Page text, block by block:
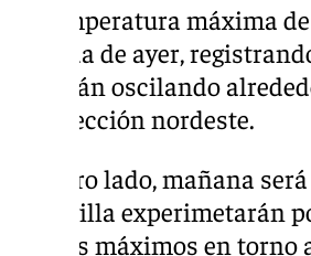
La temperatura máxima
jornada de ayer,
seguirán oscilando
de dirección nordeste.
Por otro lado, mañana
en Sevilla experimetarán
valores máximos en torno